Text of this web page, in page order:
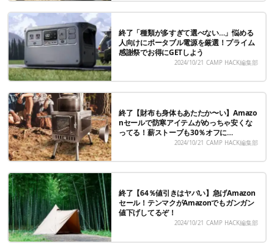
終了「種類が多すぎて選べない…」悩める
人向けにポータブル電源を厳選！プライム
感謝祭でお得にGETしよう
2024/10/21 CAMP HACK編集部
終了【財布も身体もあたたか〜い】Amazo
nセールで防寒アイテムがめっちゃ安くな
ってる！薪ストーブも30％オフに…
2024/10/21 CAMP HACK編集部
終了【64％値引きはヤバい】急げAmazon
セール！テンマクがAmazonでもガンガン
値下げしてるぞ！
2024/10/21 CAMP HACK編集部